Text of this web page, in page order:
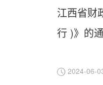
江西省财
行 )》的
2024-06-